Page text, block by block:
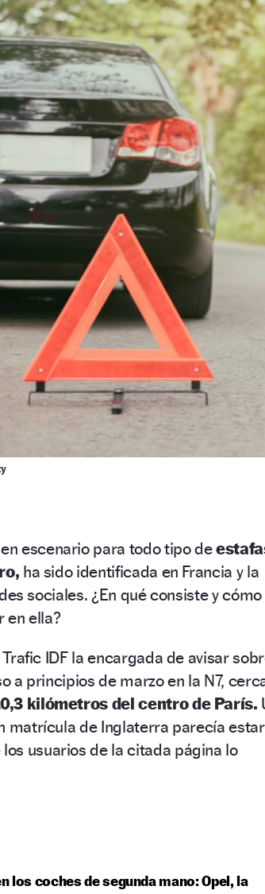
escenario para todo tipo de
ha sido identificada en Francia y la
sociales. ¿En qué consiste y cómo
en ella?
IDF la encargada de avisar
a principios de marzo en la N7,
kilómetros del centro de París.
matrícula de Inglaterra parecía estar
los usuarios de la citada página lo
los coches de segunda mano: Opel, la